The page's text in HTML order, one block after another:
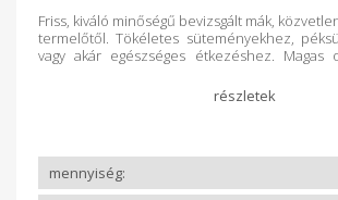
Friss, kiváló minőségű bevizsgált mák,
termelőtől. Tökéletes süteményekhez,
vagy akár egészséges étkezéshez. Magas